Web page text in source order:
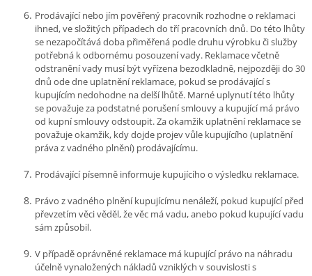
Prodávající nebo jím pověřený pracovník rozhodne o reklamaci
ihned, ve složitých případech do tří pracovních dnů. Do této lhůty
se nezapočítává doba přiměřená podle druhu výrobku či služby
potřebná k odbornému posouzení vady. Reklamace včetně
odstranění vady musí být vyřízena bezodkladně, nejpozději do 30
dnů ode dne uplatnění reklamace, pokud se prodávající s
kupujícím nedohodne na delší lhůtě. Marné uplynutí této lhůty
se považuje za podstatné porušení smlouvy a kupující má právo
od kupní smlouvy odstoupit. Za okamžik uplatnění reklamace se
považuje okamžik, kdy dojde projev vůle kupujícího (uplatnění
práva z vadného plnění) prodávajícímu.
Prodávající písemně informuje kupujícího o výsledku reklamace.
Právo z vadného plnění kupujícímu nenáleží, pokud kupující před
převzetím věci věděl, že věc má vadu, anebo pokud kupující vadu
sám způsobil.
V případě oprávněné reklamace má kupující právo na náhradu
účelně vynaložených nákladů vzniklých v souvislosti s